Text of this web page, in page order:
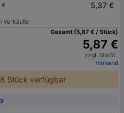
€ 5,37 €
Verkäufer
Gesamt (5,87 € / Stück)
5,87 €
zzgl. MwSt.
Versand
Stück verfügbar